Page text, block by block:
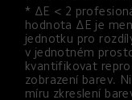
* ΔE < 2
hodnota ΔE je
jednotku pro
v jednotném
kvantifikovat
zobrazení barev.
míru zkreslení